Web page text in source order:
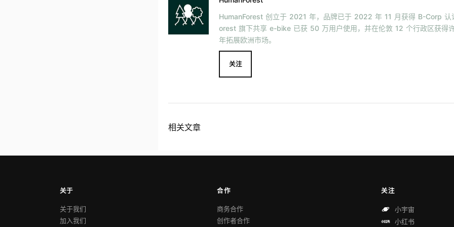
HumanForest 创立于 2021 年，品牌已于 2022 年 11 月获得 B-Corp 认
orest 旗下共享 e-bike 已获 50 万用户使用，并在伦敦 12 个行政区获得
年拓展欧洲市场。
关注
相关文章
关于
关于我们
加入我们
合作
商务合作
创作者合作
关注
小宇宙
小红书